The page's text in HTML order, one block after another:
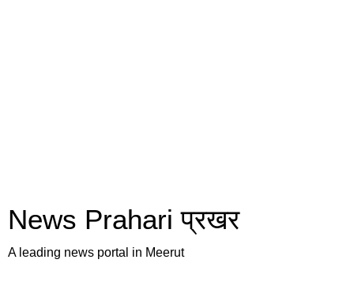
News Prahari प्रखर
A leading news portal in Meerut